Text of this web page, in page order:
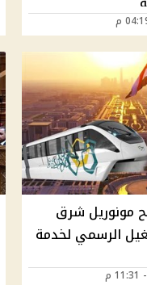
مونوريل شرق
الرسمي لخدمة